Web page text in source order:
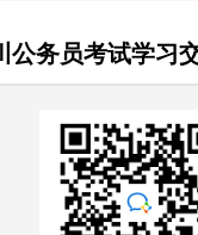
公务员考试学习